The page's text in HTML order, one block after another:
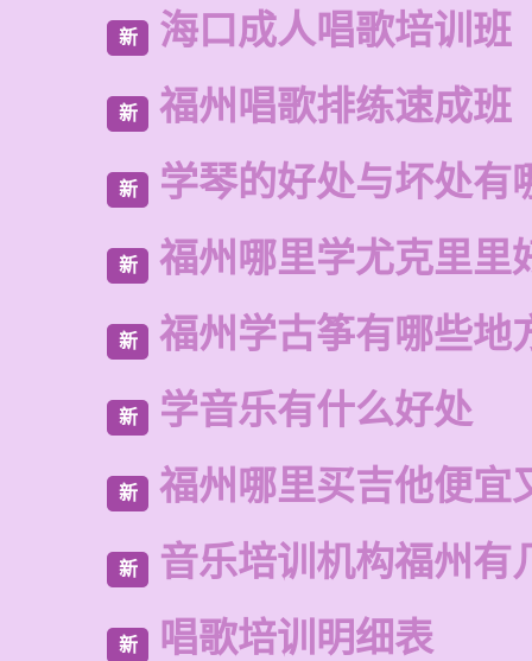
新 海口成人唱歌培训班
新 福州唱歌排练速成班
新 学琴的好处与坏处有
新 福州哪里学尤克里里
新 福州学古筝有哪些地
新 学音乐有什么好处
新 福州哪里买吉他便宜
新 音乐培训机构福州有
新 唱歌培训明细表